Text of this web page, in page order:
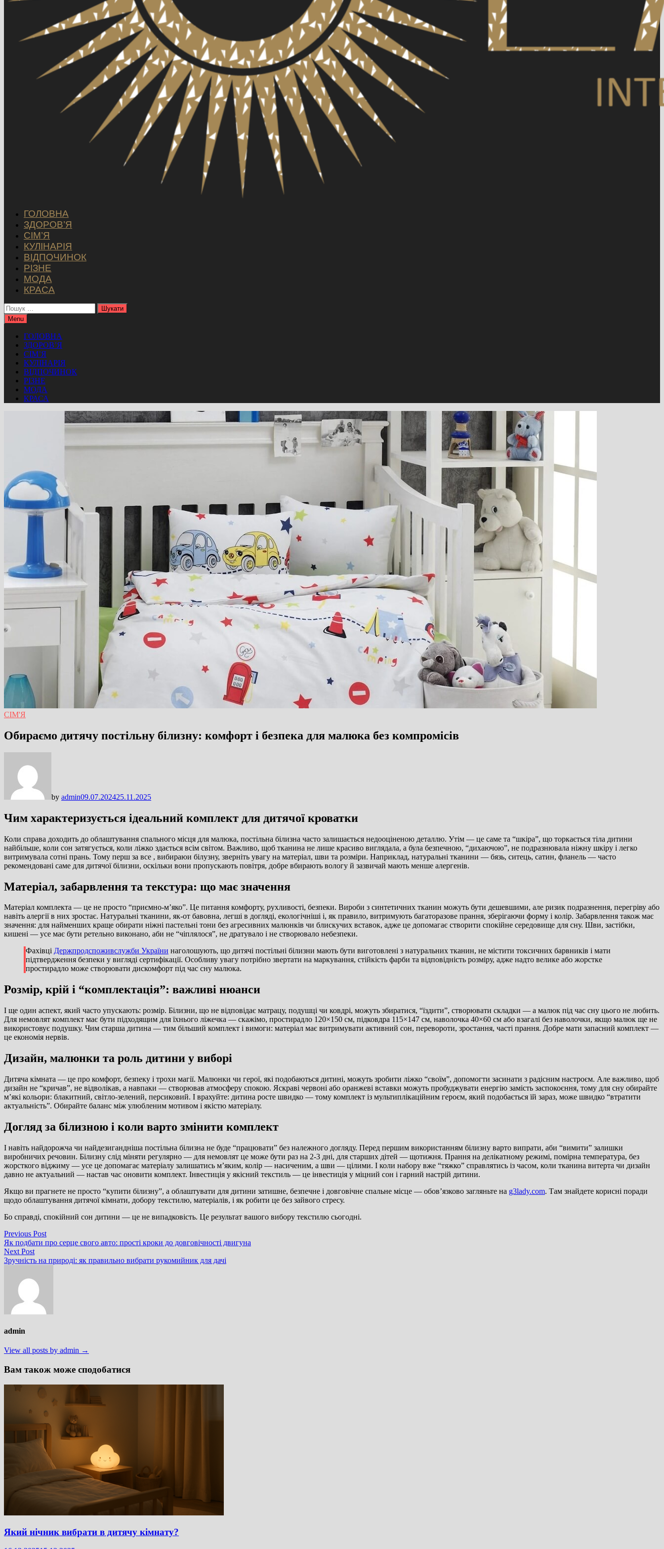
ГОЛОВНА
ЗДОРОВ’Я
СІМ’Я
КУЛІНАРІЯ
ВІДПОЧИНОК
РІЗНЕ
МОДА
КРАСА
Пошук:
Menu
ГОЛОВНА
ЗДОРОВ’Я
СІМ’Я
КУЛІНАРІЯ
ВІДПОЧИНОК
РІЗНЕ
МОДА
КРАСА
СІМ'Я
Обираємо дитячу постільну білизну: комфорт і безпека для малюка без компромісів
by admin09.07.202425.11.2025
Чим характеризується ідеальний комплект для дитячої кроватки
Коли справа доходить до облаштування спального місця для малюка, постільна білизна часто залишається недооціненою деталлю. Утім — це саме та “шкіра”, що торкається тіла дитини
найбільше, коли сон затягується, коли ліжко здається всім світом. Важливо, щоб тканина не лише красиво виглядала, а була безпечною, “дихаючою”, не подразнювала ніжну шкіру і легко
витримувала сотні прань. Тому перш за все , вибираюи білузну, зверніть увагу на матеріал, шви та розміри. Наприклад, натуральні тканини — бязь, ситець, сатин, фланель — часто
рекомендовані саме для дитячої білизни, оскільки вони пропускають повітря, добре вбирають вологу й зазвичай мають менше алергенів.
Матеріал, забарвлення та текстура: що має значення
Матеріал комплекта — це не просто “приємно‑м’яко”. Це питання комфорту, рухливості, безпеки. Вироби з синтетичних тканин можуть бути дешевшими, але ризик подразнення, перегріву або
навіть алергії в них зростає. Натуральні тканини, як‑от бавовна, легші в догляді, екологічніші і, як правило, витримують багаторазове прання, зберігаючи форму і колір. Забарвлення також має
значення: для найменших краще обирати ніжні пастельні тони без агресивних малюнків чи блискучих вставок, адже це допомагає створити спокійне середовище для сну. Шви, застібки,
кишені — усе має бути ретельно виконано, аби не “чіплялося”, не дратувало і не створювало небезпеки.
Фахівці Держпродспоживслужби України наголошують, що дитячі постільні білизни мають бути виготовлені з натуральних тканин, не містити токсичних барвників і мати
підтвердження безпеки у вигляді сертифікації. Особливу увагу потрібно звертати на маркування, стійкість фарби та відповідність розміру, адже надто велике або жорстке
простирадло може створювати дискомфорт під час сну малюка.
Розмір, крій і “комплектація”: важливі нюанси
І ще один аспект, який часто упускають: розмір. Білизни, що не відповідає матрацу, подушці чи ковдрі, можуть збиратися, “їздити”, створювати складки — а малюк під час сну цього не любить.
Для немовлят комплект має бути підходящим для їхнього ліжечка — скажімо, простирадло 120×150 см, підковдра 115×147 см, наволочка 40×60 см або взагалі без наволочки, якщо малюк ще не
використовує подушку. Чим старша дитина — тим більший комплект і вимоги: матеріал має витримувати активний сон, перевороти, зростання, часті прання. Добре мати запасний комплект —
це економія нервів.
Дизайн, малюнки та роль дитини у виборі
Дитяча кімната — це про комфорт, безпеку і трохи магії. Малюнки чи герої, які подобаються дитині, можуть зробити ліжко “своїм”, допомогти засинати з радісним настроєм. Але важливо, щоб
дизайн не “кричав”, не відволікав, а навпаки — створював атмосферу спокою. Яскраві червоні або оранжеві вставки можуть пробуджувати енергію замість заспокоєння, тому для сну обирайте
м’які кольори: блакитний, світло‑зелений, персиковий. І врахуйте: дитина росте швидко — тому комплект із мультиплікаційним героєм, який подобається їй зараз, може швидко “втратити
актуальність”. Обирайте баланс між улюбленим мотивом і якістю матеріалу.
Догляд за білизною і коли варто змінити комплект
І навіть найдорожча чи найдезигандніша постільна білизна не буде “працювати” без належного догляду. Перед першим використанням білизну варто випрати, аби “вимити” залишки
виробничих речовин. Білизну слід міняти регулярно — для немовлят це може бути раз на 2‑3 дні, для старших дітей — щотижня. Прання на делікатному режимі, помірна температура, без
жорсткого віджиму — усе це допомагає матеріалу залишатись м’яким, колір — насиченим, а шви — цілими. І коли набору вже “тяжко” справлятись із часом, коли тканина витерта чи дизайн
давно не актуальний — настав час оновити комплект. Інвестиція у якісний текстиль — це інвестиція у міцний сон і гарний настрій дитини.
Якщо ви прагнете не просто “купити білизну”, а облаштувати для дитини затишне, безпечне і довговічне спальне місце — обов’язково загляньте на g3lady.com. Там знайдете корисні поради
щодо облаштування дитячої кімнати, добору текстилю, матеріалів, і як робити це без зайвого стресу.
Бо справді, спокійний сон дитини — це не випадковість. Це результат вашого вибору текстилю сьогодні.
Навігація
записів
Previous PostPrevious
post:
Як подбати про серце свого авто: прості кроки до довговічності двигуна
Next PostNext
post:
Зручність на природі: як правильно вибрати рукомийник для дачі
admin
View all posts by admin →
Вам також може сподобатися
Який нічник вибрати в дитячу кімнату?